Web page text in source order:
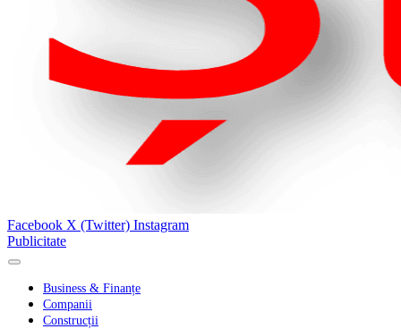
Facebook X (Twitter) Instagram
Publicitate
Business & Finanțe
Companii
Construcții